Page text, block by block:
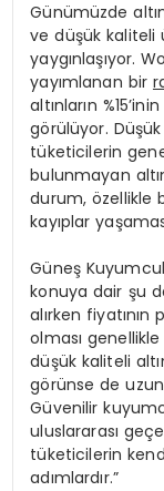
Günümüzde
ve düşük kaliteli
yaygınlaşıyor.
yayımlanan bir
altınların
görülüyor.
tüketicilerin
bulunmayan
durum, özellikle
kayıplar
Güneş
konuya dair şu
alırken
olması
düşük kaliteli
görünse de
Güvenilir
uluslararası
tüketicilerin
adımlardır.”